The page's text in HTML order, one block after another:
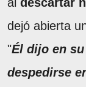
dejó abierta
"Él dijo en
despedirse